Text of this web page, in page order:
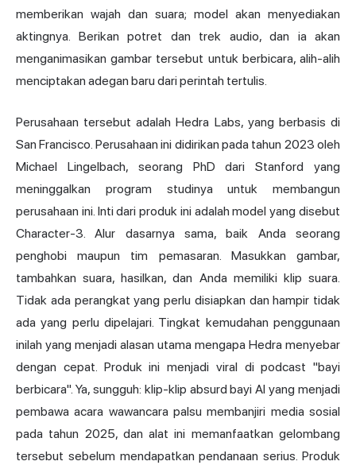
memberikan wajah dan suara; model akan menyediakan
aktingnya. Berikan potret dan trek audio, dan ia akan
menganimasikan gambar tersebut untuk berbicara, alih-alih
menciptakan adegan baru dari perintah tertulis.
Perusahaan tersebut adalah Hedra Labs, yang berbasis di
San Francisco. Perusahaan ini didirikan pada tahun 2023 oleh
Michael Lingelbach, seorang PhD dari Stanford yang
meninggalkan program studinya untuk membangun
perusahaan ini. Inti dari produk ini adalah model yang disebut
Character-3. Alur dasarnya sama, baik Anda seorang
penghobi maupun tim pemasaran. Masukkan gambar,
tambahkan suara, hasilkan, dan Anda memiliki klip suara.
Tidak ada perangkat yang perlu disiapkan dan hampir tidak
ada yang perlu dipelajari. Tingkat kemudahan penggunaan
inilah yang menjadi alasan utama mengapa Hedra menyebar
dengan cepat. Produk ini menjadi viraldi podcast "bayi
berbicara". Ya, sungguh: klip-klip absurd bayi AI yang menjadi
pembawa acara wawancara palsu membanjiri media sosial
pada tahun 2025, dan alat ini memanfaatkan gelombang
tersebut sebelum mendapatkan pendanaan serius. Produk